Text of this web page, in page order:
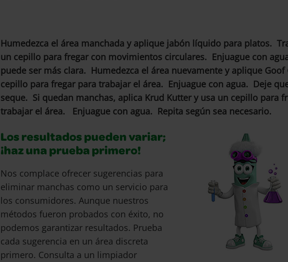
Humedezca el área manchada y aplique jabón líquido para platos.
un cepillo para fregar con movimientos circulares. Enjuague con
puede ser más clara. Humedezca el área nuevamente y aplique Goof
cepillo para fregar para trabajar el área. Enjuague con agua. Deje
seque. Si quedan manchas, aplica Krud Kutter y usa un cepillo para
trabajar el área. Enjuague con agua. Repita según sea necesario.
Los resultados pueden variar;
¡haz una prueba primero!
Nos complace ofrecer sugerencias para
eliminar manchas como un servicio para
los consumidores. Aunque nuestros
métodos fueron probados con éxito, no
podemos garantizar resultados. Prueba
cada sugerencia en un área discreta
primero. Consulta a un limpiador